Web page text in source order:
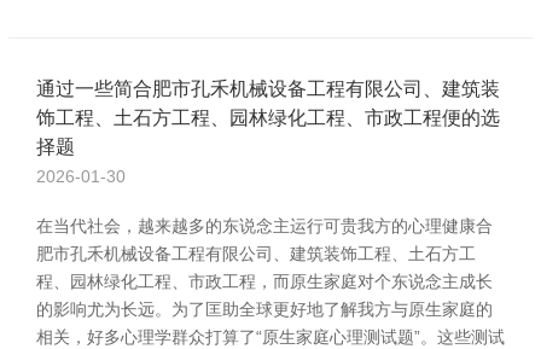
通过一些简合肥市孔禾机械设备工程有限公司、建筑装
饰工程、土石方工程、园林绿化工程、市政工程便的选
择题
2026-01-30
在当代社会，越来越多的东说念主运行可贵我方的心理健康合
肥市孔禾机械设备工程有限公司、建筑装饰工程、土石方工
程、园林绿化工程、市政工程，而原生家庭对个东说念主成长
的影响尤为长远。为了匡助全球更好地了解我方与原生家庭的
相关，好多心理学群众打算了“原生家庭心理测试题”。这些测试